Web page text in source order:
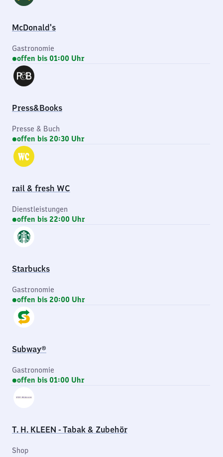
McDonald's
Gastronomie
offen bis 01:00 Uhr
Press&Books
Presse & Buch
offen bis 20:30 Uhr
rail & fresh WC
Dienstleistungen
offen bis 22:00 Uhr
Starbucks
Gastronomie
offen bis 20:00 Uhr
Subway®
Gastronomie
offen bis 01:00 Uhr
T. H. KLEEN - Tabak & Zubehör
Shop